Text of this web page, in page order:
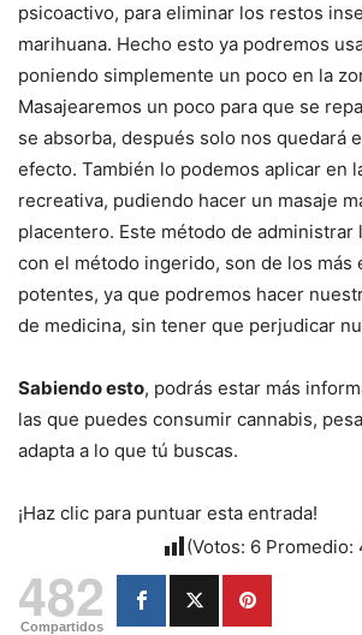
psicoactivo, para eliminar los restos
marihuana. Hecho esto ya podremos
poniendo simplemente un poco en la
Masajearemos un poco para que se
se absorba, después solo nos quedará
efecto. También lo podemos aplicar en
recreativa, pudiendo hacer un masaje
placentero. Este método de administrar
con el método ingerido, son de los más
potentes, ya que podremos hacer
de medicina, sin tener que perjudicar
Sabiendo esto, podrás estar más
las que puedes consumir cannabis,
adapta a lo que tú buscas.
¡Haz clic para puntuar esta entrada!
(Votos: 6 Promedio:
482
Compartidos